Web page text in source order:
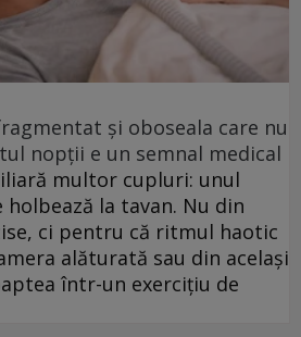
și oboseala care nu
nopții e un semnal medical
multor cupluri: unul
la tavan. Nu din
ci pentru că ritmul haotic
alăturată sau din același
într-un exercițiu de